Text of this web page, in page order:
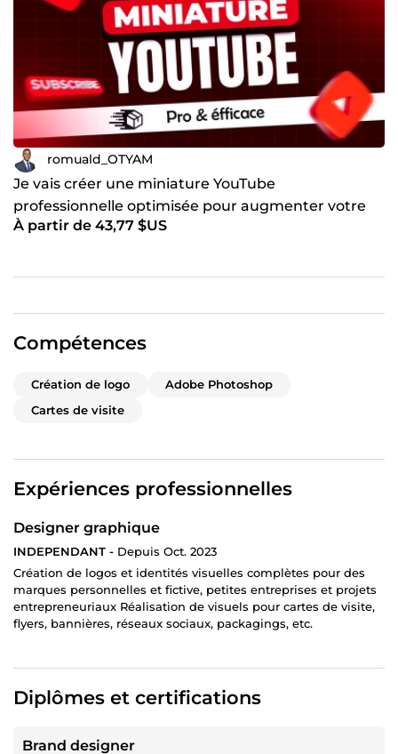
romuald_OTYAM
Je vais créer une miniature YouTube
professionnelle optimisée pour augmenter votre
taux de clic et vos vues
À partir de 43,77 $US
Compétences
Création de logo
Adobe Photoshop
Cartes de visite
Expériences professionnelles
Designer graphique
INDEPENDANT - Depuis Oct. 2023
Création de logos et identités visuelles complètes pour des
marques personnelles et fictive, petites entreprises et projets
entrepreneuriaux Réalisation de visuels pour cartes de visite,
flyers, bannières, réseaux sociaux, packagings, etc.
Diplômes et certifications
Brand designer